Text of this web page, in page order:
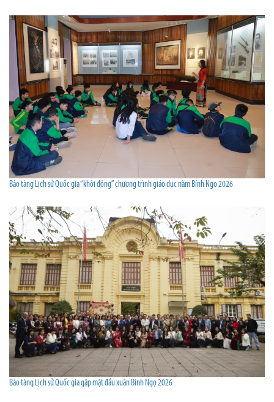
Bảo tàng Lịch sử Quốc gia “khởi động” chương trình giáo dục năm Bính Ngọ 2026
Bảo tàng Lịch sử Quốc gia gặp mặt đầu xuân Bính Ngọ 2026